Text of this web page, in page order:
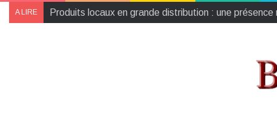
A LIRE Produits locaux en grande distribution : une